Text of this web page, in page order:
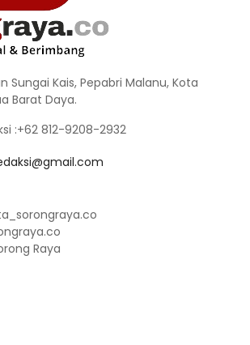
Sungai Kais, Pepabri Malanu, Kota
Barat Daya.
:+62 812-9208-2932
Raya